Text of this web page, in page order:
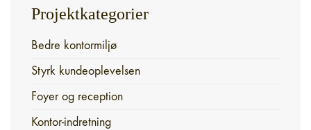
Projektkategorier
Bedre kontormiljø
Styrk kundeoplevelsen
Foyer og reception
Kontor-indretning